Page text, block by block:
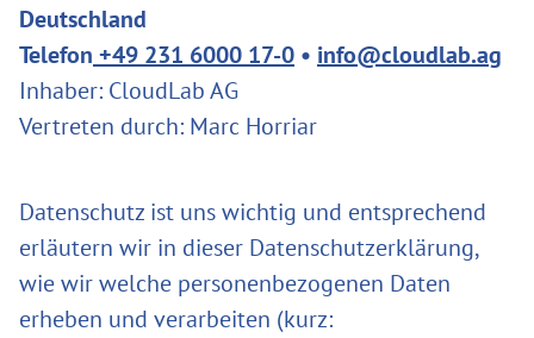
Deutschland
Telefon +49 231 6000 17-0 • info@cloudlab.ag
Inhaber: CloudLab AG
Vertreten durch: Marc Horriar
Datenschutz ist uns wichtig und entsprechend
erläutern wir in dieser Datenschutzerklärung,
wie wir welche personenbezogenen Daten
erheben und verarbeiten (kurz: